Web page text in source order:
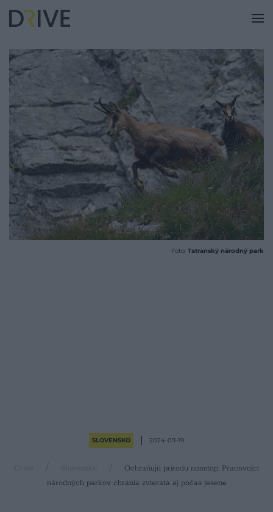
Foto: Tatranský národný park
SLOVENSKO 2024-09-19
Drive Slovensko
Ochraňujú prírodu nonstop: Pracovníci
národných parkov chránia zvieratá aj počas jesene